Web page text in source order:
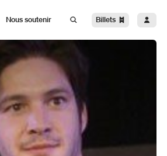
Nous soutenir Billets